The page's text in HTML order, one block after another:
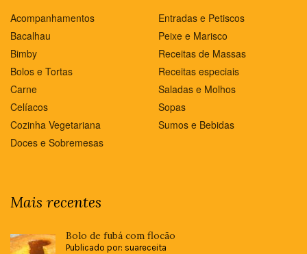
Acompanhamentos
Bacalhau
Bimby
Bolos e Tortas
Carne
Celíacos
Cozinha Vegetariana
Doces e Sobremesas
Entradas e Petiscos
Peixe e Marisco
Receitas de Massas
Receitas especiais
Saladas e Molhos
Sopas
Sumos e Bebidas
Mais recentes
Bolo de fubá com flocão
Publicado por: suareceita